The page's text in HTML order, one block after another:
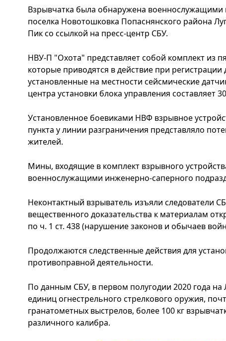
Взрывчатка была обнаружена
поселка Новотошковка Попаснянского района
Пик со ссылкой на пресс-центр СБУ.
НВУ-П "Охота" представляет собой комплект из
которые приводятся в действие при
установленные на местности сейсмические
центра установки блока управления составляет
Установленное боевиками НВФ взрывное
пункта у линии разграничения представляло
жителей.
Мины, входящие в комплект взрывного
военнослужащими инженерно-саперного
Неконтактный взрыватель изъяли следователи
вещественного доказательства к материалам
по ч. 1 ст. 438 (нарушение законов и обычаев
Продолжаются следственные действия для
противоправной деятельности.
По данным СБУ, в первом полугодии 2020 года
единиц огнестрельного стрелкового оружия,
гранатометных выстрелов, более 100 кг
различного калибра.